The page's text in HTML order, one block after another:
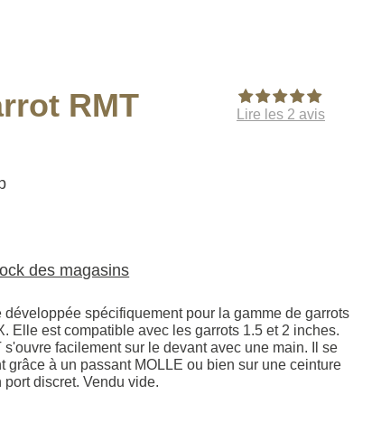
RMT
Lire les 2 avis
des magasins
développée spécifiquement pour la gamme de garrots
Elle est compatible avec les garrots 1.5 et 2 inches.
s'ouvre facilement sur le devant avec une main. Il se
grâce à un passant MOLLE ou bien sur une ceinture
discret. Vendu vide.